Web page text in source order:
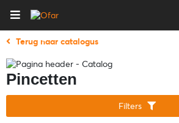
Terug naar catalogus
Pincetten
Filters